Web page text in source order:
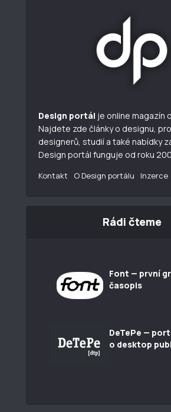
Design portál je online magazín
Najdete zde články o designu,
designerů, studií a také nabídky
Design portál funguje od roku
Kontakt O Design portálu Inzerce
Rádi čteme
Font — první
časopis
DeTePe —
o desktop